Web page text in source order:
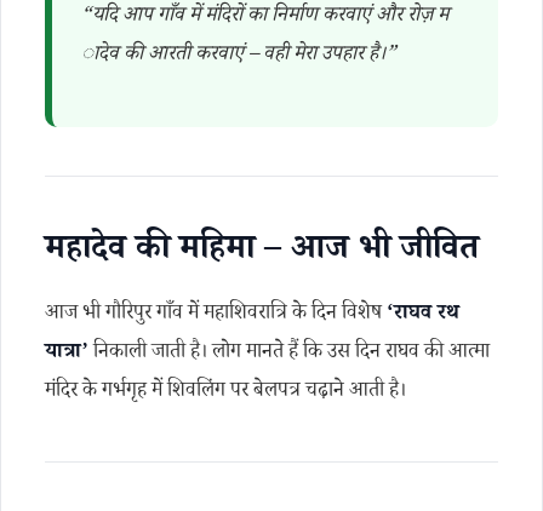
“यदि आप गाँव में मंदिरों का निर्माण करवाएं और रोज़ म
ादेव की आरती करवाएं – वही मेरा उपहार है।”
महादेव की महिमा – आज भी जीवित
आज भी गौरिपुर गाँव में महाशिवरात्रि के दिन विशेष‘राघव रथ
यात्रा’निकाली जाती है। लोग मानते हैं कि उस दिन राघव की आत्मा
मंदिर के गर्भगृह में शिवलिंग पर बेलपत्र चढ़ाने आती है।